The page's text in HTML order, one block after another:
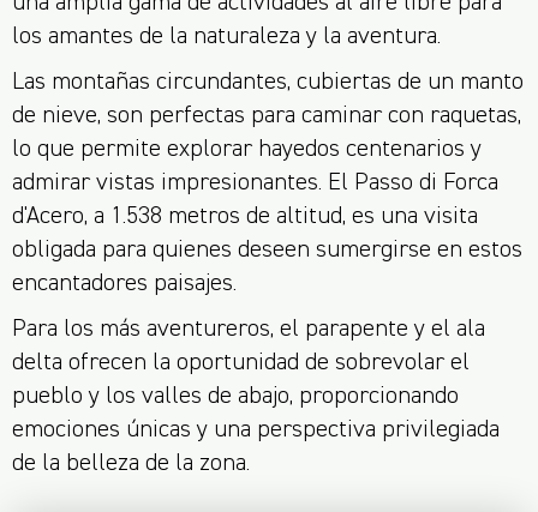
los amantes de la naturaleza y la aventura.
Las montañas circundantes, cubiertas de un manto
de nieve, son perfectas para caminar con raquetas,
lo que permite explorar hayedos centenarios y
admirar vistas impresionantes. El Passo di Forca
d'Acero, a 1.538 metros de altitud, es una visita
obligada para quienes deseen sumergirse en estos
encantadores paisajes.
Para los más aventureros, el parapente y el ala
delta ofrecen la oportunidad de sobrevolar el
pueblo y los valles de abajo, proporcionando
emociones únicas y una perspectiva privilegiada
de la belleza de la zona.